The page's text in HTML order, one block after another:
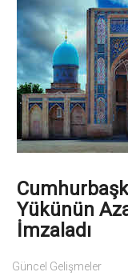
Yükünün
İmzaladı
Güncel Gelişmeler